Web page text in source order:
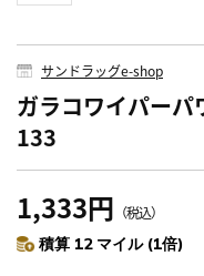
サンドラッグe-shop
ガラコワイパーパ
133
1,333円 （税込）
積算 12 マイル (1倍)